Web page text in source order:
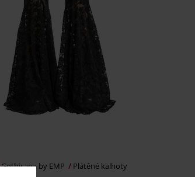
Gothicana by EMP Plátěné kalhoty